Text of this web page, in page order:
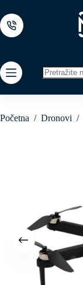
to
content
results
Početna / Dronovi /